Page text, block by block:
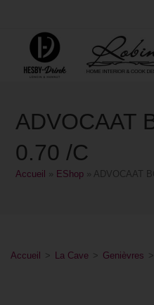
ADVOCAAT
0.70 /C
Accueil EShop ADVOCAAT
Accueil > La Cave > Genièvres >